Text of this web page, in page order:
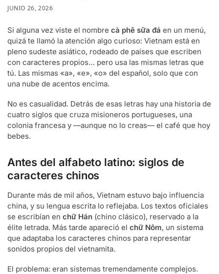
JUNIO 26, 2026
Si alguna vez viste el nombre cà phê sữa đá en un menú,
quizá te llamó la atención algo curioso: Vietnam está en
pleno sudeste asiático, rodeado de países que escriben
con caracteres propios… pero usa las mismas letras que
tú. Las mismas «a», «e», «o» del español, solo que con
una nube de acentos encima.
No es casualidad. Detrás de esas letras hay una historia de
cuatro siglos que cruza misioneros portugueses, una
colonia francesa y —aunque no lo creas— el café que hoy
bebes.
Antes del alfabeto latino: siglos de
caracteres chinos
Durante más de mil años, Vietnam estuvo bajo influencia
china, y su lengua escrita lo reflejaba. Los textos oficiales
se escribían en chữ Hán (chino clásico), reservado a la
élite letrada. Más tarde apareció el chữ Nôm, un sistema
que adaptaba los caracteres chinos para representar
sonidos propios del vietnamita.
El problema: eran sistemas tremendamente complejos.